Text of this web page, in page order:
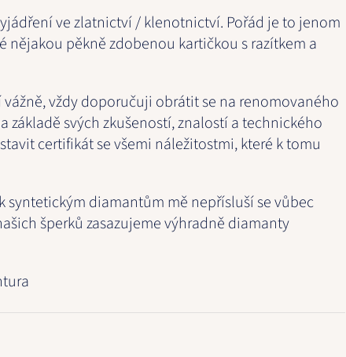
ve zlatnictví / klenotnictví. Pořád je to jenom
nějakou pěkně zdobenou kartičkou s razítkem a
vždy doporučuji obrátit se na renomovaného
základě svých zkušeností, znalostí a technického
certifikát se všemi náležitostmi, které k tomu
syntetickým diamantům mě nepřísluší se vůbec
šperků zasazujeme výhradně diamanty